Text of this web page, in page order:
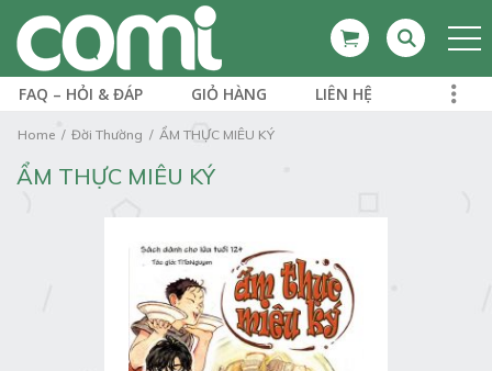
FAQ – HỎI & ĐÁP GIỎ HÀNG LIÊN HỆ
Home Đời Thường ẨM THỰC MIÊU KÝ
ẨM THỰC MIÊU KÝ